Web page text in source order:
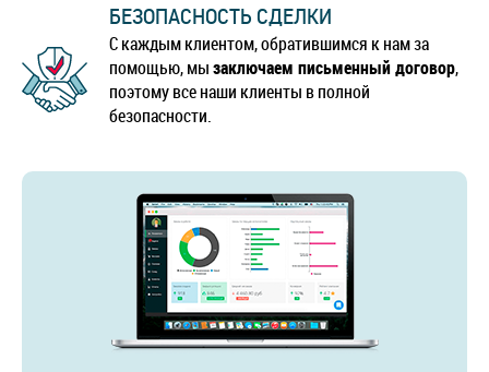
БЕЗОПАСНОСТЬ СДЕЛКИ
С каждым клиентом, обратившимся к нам за
помощью, мызаключаем письменный договор,
поэтому все наши клиенты в полной
безопасности.